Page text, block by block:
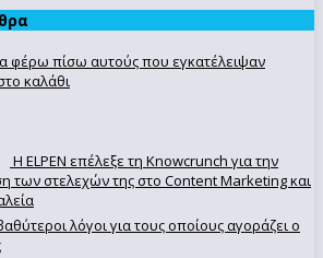
φέρω πίσω αυτούς που εγκατέλειψαν
καλάθι
Η ELPEN επέλεξε τη Knowcrunch για την
των στελεχών της στο Content Marketing και
λόγοι για τους οποίους αγοράζει ο